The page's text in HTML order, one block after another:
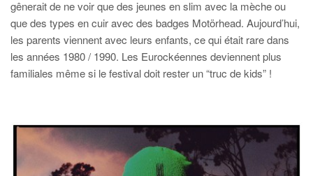
gênerait de ne voir que des jeunes en slim avec la mèche ou
que des types en cuir avec des badges Motörhead. Aujourd’hui,
les parents viennent avec leurs enfants, ce qui était rare dans
les années 1980 / 1990. Les Eurockéennes deviennent plus
familiales même si le festival doit rester un “truc de kids” !